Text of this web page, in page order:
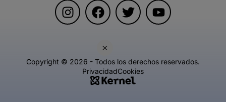
×
Copyright © 2026 - Todos los derechos reservados.
PrivacidadCookies